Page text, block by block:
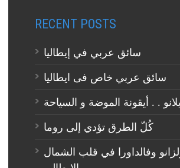
RECENT POSTS
سائق عربي في إيطاليا
سائق عربي خاص فى ايطاليا
كُلّ الطرق تؤدي إلى روما
وفالداورا في قلب الشمال